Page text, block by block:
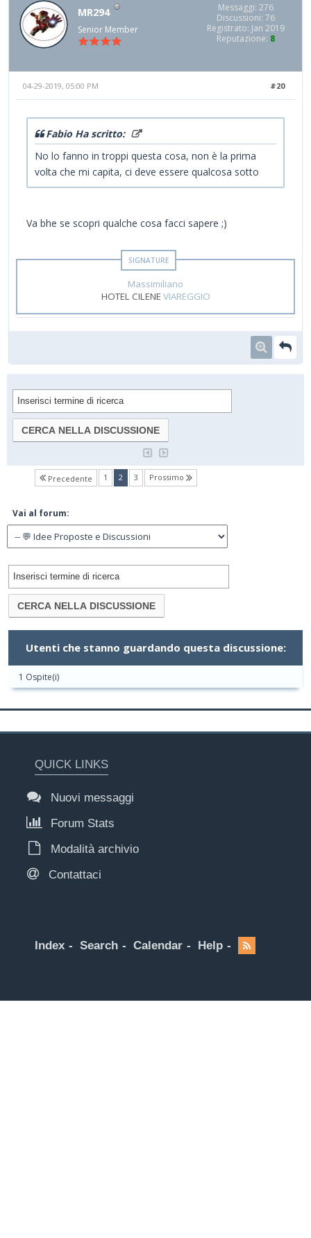
MR294
Senior Member
Messaggi: 276
Discussioni: 76
Registrato: Jan 2019
Reputazione: 8
#20
04-29-2019, 05:00 PM
Fabio Ha scritto:
No lo fanno in troppi questa cosa, non è la prima
volta che mi capita, ci deve essere qualcosa sotto
Va bhe se scopri qualche cosa facci sapere ;)
Massimiliano
HOTEL CILENEVIAREGGIO
Precedente 1 2(current)
3 Prossimo
Vai al forum:
Utenti che stanno guardando questa discussione:
1 Ospite(i)
QUICK LINKS
Nuovi messaggi
Forum Stats
Modalità archivio
Contattaci
Index Search Calendar Help